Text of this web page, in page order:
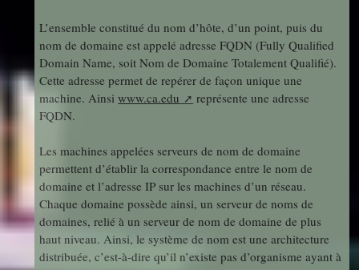
L’ensemble constitué du nom d’hôte, d’un point, puis du
nom de domaine est appelé adresse FQDN (Fully Qualified
Domain Name, soit Nom de Domaine Totalement Qualifié).
Cette adresse permet de repérer de façon unique une
machine. Ainsiwww.ca.edu
représente une adresse
FQDN.
Les machines appelées serveurs de nom de domaine
permettent d’établir la correspondance entre le nom de
domaine et l’adresse IP sur les machines d’un réseau.
Chaque domaine possède ainsi, un serveur de noms de
domaines, relié à un serveur de nom de domaine de plus
haut niveau. Ainsi, le système de nom est une architecture
distribuée, c’est-à-dire qu’il n’existe pas d’organisme ayant à